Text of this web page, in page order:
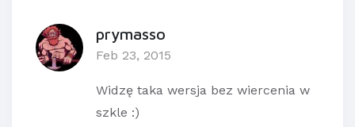
prymasso
Feb 23, 2015
Widzę taka wersja bez wiercenia w
szkle :)